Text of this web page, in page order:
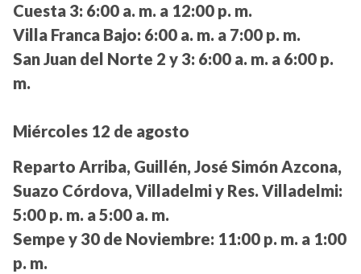
Cuesta 3: 6:00 a. m. a 12:00 p. m.
Villa Franca Bajo: 6:00 a. m. a 7:00 p. m.
San Juan del Norte 2 y 3: 6:00 a. m. a 6:00 p.
m.
Miércoles 12 de agosto
Reparto Arriba, Guillén, José Simón Azcona,
Suazo Córdova, Villadelmi y Res. Villadelmi:
5:00 p. m. a 5:00 a. m.
Sempe y 30 de Noviembre: 11:00 p. m. a 1:00
p. m.